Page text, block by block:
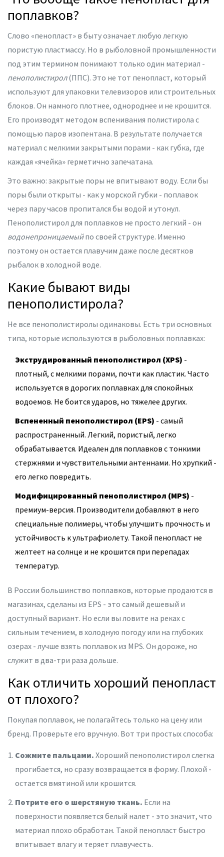
поплавков?
Слово «пенопласт» в быту означает любую легкую
пористую пластмассу. Но в рыболовной промышленности
под этим термином понимают только один материал -
пенополистирол(ППС). Это не тот пенопласт, который
используют для упаковки телевизоров или строительных
блоков. Он намного плотнее, однороднее и не крошится.
Его производят методом вспенивания полистирола с
помощью паров изопентана. В результате получается
материал с мелкими закрытыми порами - как губка, где
каждая «ячейка» герметично запечатана.
Это важно: закрытые поры не впитывают воду. Если бы
поры были открыты - как у морской губки - поплавок
через пару часов пропитался бы водой и утонул.
Пенополистирол для поплавков не просто легкий - он
водонепроницаемыйпо своей структуре. Именно
поэтому он остается плавучим даже после десятков
рыбалок в холодной воде.
Какие бывают виды
пенополистирола?
Не все пенополистиролы одинаковы. Есть три основных
типа, которые используются в рыболовных поплавках:
Экструдированный пенополистирол (XPS) -
плотный, с мелкими порами, почти как пластик. Часто
используется в дорогих поплавках для спокойных
водоемов. Не боится ударов, но тяжелее других.
Вспененный пенополистирол (EPS) - самый
распространенный. Легкий, пористый, легко
обрабатывается. Идеален для поплавков с тонкими
стержнями и чувствительными антеннами. Но хрупкий -
его легко повредить.
Модифицированный пенополистирол (MPS) -
премиум-версия. Производители добавляют в него
специальные полимеры, чтобы улучшить прочность и
устойчивость к ультрафиолету. Такой пенопласт не
желтеет на солнце и не крошится при перепадах
температур.
В России большинство поплавков, которые продаются в
магазинах, сделаны из EPS - это самый дешевый и
доступный вариант. Но если вы ловите на реках с
сильным течением, в холодную погоду или на глубоких
озерах - лучше взять поплавок из MPS. Он дороже, но
служит в два-три раза дольше.
Как отличить хороший пенопласт
от плохого?
Покупая поплавок, не полагайтесь только на цену или
бренд. Проверьте его вручную. Вот три простых способа:
Сожмите пальцами. Хороший пенополистирол слегка
прогибается, но сразу возвращается в форму. Плохой -
остается вмятиной или крошится.
Потрите его о шерстяную ткань. Если на
поверхности появляется белый налет - это значит, что
материал плохо обработан. Такой пенопласт быстро
впитывает влагу и теряет плавучесть.